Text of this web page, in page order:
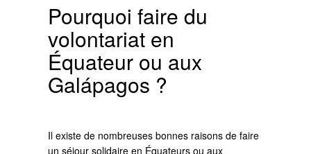
Pourquoi faire du
volontariat en
Équateur ou aux
Galápagos ?
Il existe de nombreuses bonnes raisons de faire
un séjour solidaire en Équateurs ou aux